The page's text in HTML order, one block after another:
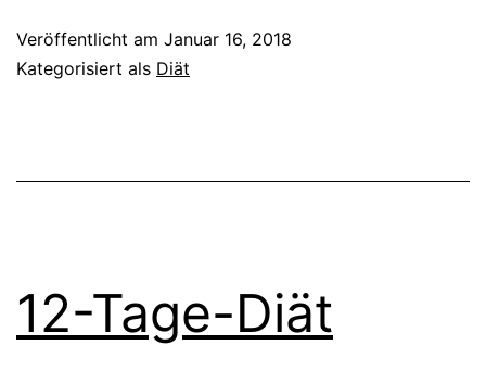
Veröffentlicht am Januar 16, 2018
Kategorisiert als Diät
12-Tage-Diät